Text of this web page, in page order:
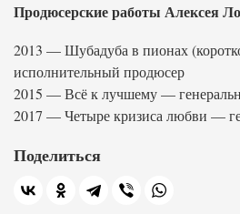
Продюсерские работы Алексея
2013 — Шубадуба в пионах
исполнительный продюсер
2015 — Всё к лучшему —
2017 — Четыре кризиса любви —
Поделиться